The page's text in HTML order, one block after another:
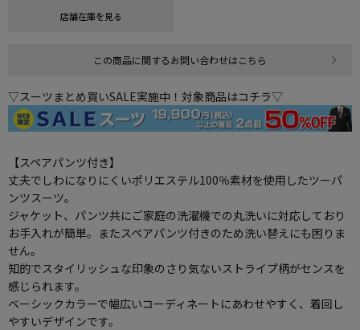
店舗在庫を見る
この商品に関するお問い合わせはこちら
▽スーツまとめ買いSALE実施中！対象商品はコチラ▽
【スペアパンツ付き】
丈夫でしわになりにくいポリエステル100％素材を使用したツーパ
ンツスーツ。
ジャケット、パンツ共にご家庭の洗濯機での丸洗いに対応しており
お手入れが簡単。またスペアパンツ付きのため洗い替えにも困りま
せん。
知的でスタイリッシュな印象のさり気ないストライプ柄がセンスを
感じられます。
ベーシックカラーで幅広いコーディネートにあわせやすく、着回し
やすいデザインです。